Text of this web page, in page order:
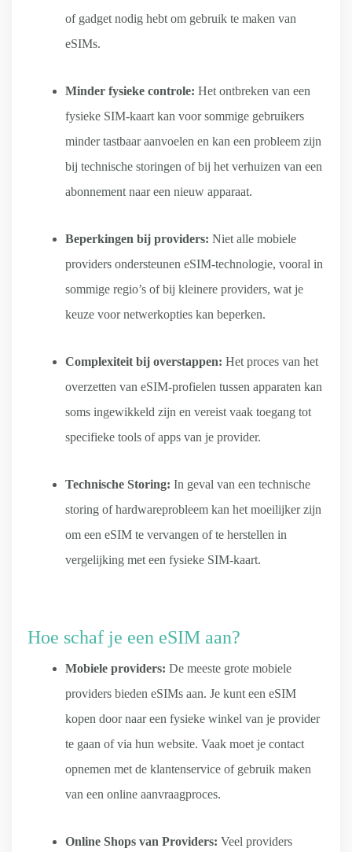
of gadget nodig hebt om gebruik te maken van
eSIMs.
Minder fysieke controle: Het ontbreken van een
fysieke SIM-kaart kan voor sommige gebruikers
minder tastbaar aanvoelen en kan een probleem zijn
bij technische storingen of bij het verhuizen van een
abonnement naar een nieuw apparaat.
Beperkingen bij providers: Niet alle mobiele
providers ondersteunen eSIM-technologie, vooral in
sommige regio’s of bij kleinere providers, wat je
keuze voor netwerkopties kan beperken.
Complexiteit bij overstappen: Het proces van het
overzetten van eSIM-profielen tussen apparaten kan
soms ingewikkeld zijn en vereist vaak toegang tot
specifieke tools of apps van je provider.
Technische Storing: In geval van een technische
storing of hardwareprobleem kan het moeilijker zijn
om een eSIM te vervangen of te herstellen in
vergelijking met een fysieke SIM-kaart.
Hoe schaf je een eSIM aan?
Mobiele providers: De meeste grote mobiele
providers bieden eSIMs aan. Je kunt een eSIM
kopen door naar een fysieke winkel van je provider
te gaan of via hun website. Vaak moet je contact
opnemen met de klantenservice of gebruik maken
van een online aanvraagproces.
Online Shops van Providers: Veel providers